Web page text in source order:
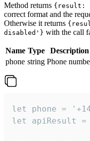
Method returns {result:
correct format and the
Otherwise it returns
disabled'} with the call
Name Type
Description
phone string Phone
let phone =
let apiResult =